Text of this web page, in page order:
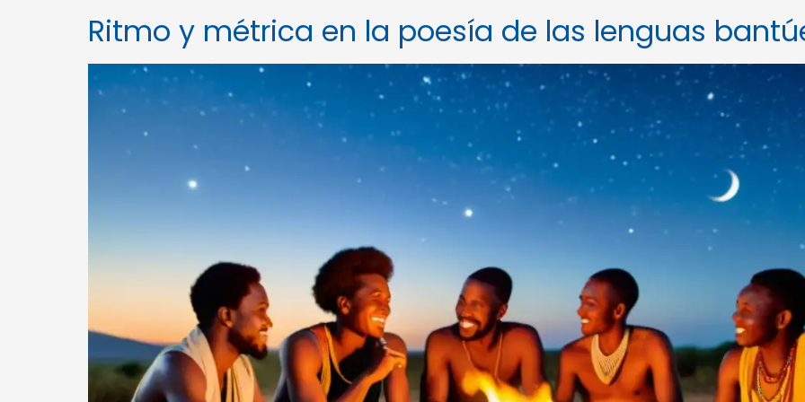
Ritmo y métrica en la poesía de las lenguas